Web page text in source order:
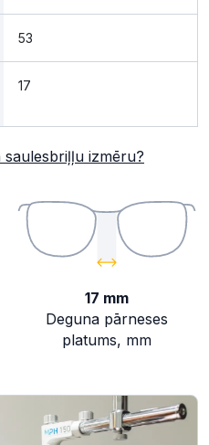
53
17
izmēru?
17 mm
Deguna pārneses
platums, mm